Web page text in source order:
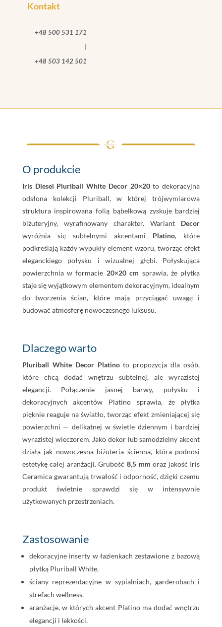
Kontakt
+48 500 531 171
+48 503 142 501
O produkcie
Iris Diesel Pluriball White Decor 20×20to dekoracyjna
odsłona kolekcji Pluriball, w której trójwymiarowa
struktura inspirowana folią bąbelkową zyskuje bardziej
biżuteryjny, wyrafinowany charakter. Wariant Decor
wyróżnia się subtelnymi akcentami Platino, które
podkreślają każdy wypukły element wzoru, tworząc efekt
eleganckiego połysku i wizualnej głębi. Połyskująca
powierzchnia w formacie 20×20 cm sprawia, że płytka
staje się wyjątkowym elementem dekoracyjnym, idealnym
do tworzenia ścian, które mają przyciągać uwagę i
budować atmosferę nowoczesnego luksusu.
Dlaczego warto
Pluriball White Decor Platinoto propozycja dla osób,
które chcą dodać wnętrzu subtelnej, ale wyrazistej
elegancji. Połączenie jasnej barwy, połysku i
dekoracyjnych akcentów Platino sprawia, że płytka
pięknie reaguje na światło, tworząc efekt zmieniającej się
powierzchni — delikatnej w świetle dziennym i bardziej
wyrazistej wieczorem. Jako dekor lub samodzielny akcent
działa jak nowoczesna biżuteria ścienna, która podnosi
estetykę całej aranżacji. Grubość 8,5 mm oraz jakość Iris
Ceramica gwarantują trwałość i odporność, dzięki czemu
produkt świetnie sprawdzi się w intensywnie
użytkowanych przestrzeniach.
Zastosowanie
dekoracyjne inserty w łazienkach zestawione z bazową
płytką Pluriball White,
ściany reprezentacyjne w sypialniach, garderobach i
strefach wellness,
aranżacje, w których akcent Platino ma dodać wnętrzu
elegancji i lekkości,